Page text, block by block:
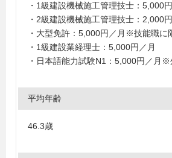
・1級建設機械施工管理技士：5,000
・2級建設機械施工管理技士：2,000
・大型免許：5,000円／月※技能職に
・1級建設業経理士：5,000円／月
・日本語能力試験N1：5,000円／月※
平均年齢
46.3歳